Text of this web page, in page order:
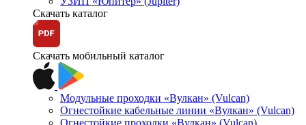
Скачать каталог
Скачать мобильный каталог
Модульные проходки «Вулкан» (Vulcan)
Огнестойкие кабельные линии «Вулкан» (Vulcan)
Огнестойкие проходки «Вулкан» (Vulcan)